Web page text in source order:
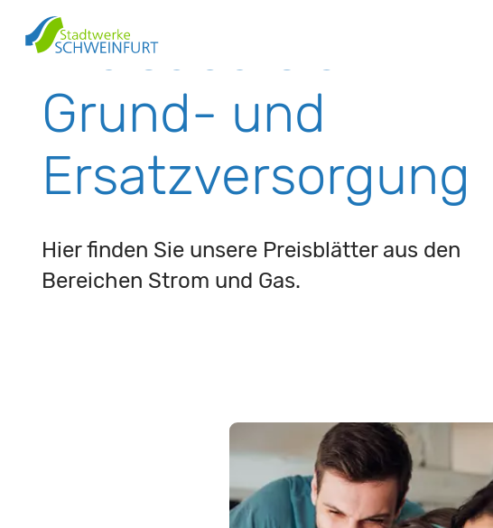
Preisübersicht
Grund- und
Ersatzversorgung
Hier finden Sie unsere Preisblätter aus den
Bereichen Strom und Gas.